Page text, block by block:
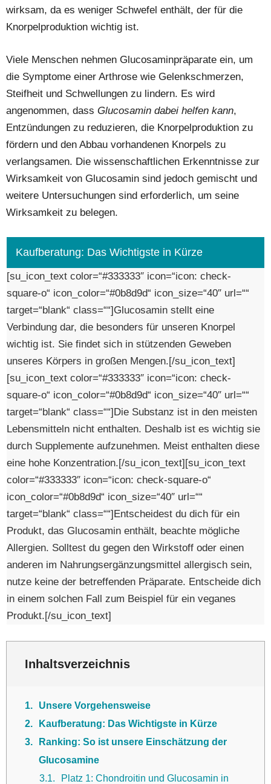
wirksam, da es weniger Schwefel enthält, der für die
Knorpelproduktion wichtig ist.
Viele Menschen nehmen Glucosaminpräparate ein, um
die Symptome einer Arthrose wie Gelenkschmerzen,
Steifheit und Schwellungen zu lindern. Es wird
angenommen, dass Glucosamin dabei helfen kann,
Entzündungen zu reduzieren, die Knorpelproduktion zu
fördern und den Abbau vorhandenen Knorpels zu
verlangsamen. Die wissenschaftlichen Erkenntnisse zur
Wirksamkeit von Glucosamin sind jedoch gemischt und
weitere Untersuchungen sind erforderlich, um seine
Wirksamkeit zu belegen.
Kaufberatung: Das Wichtigste in Kürze
[su_icon_text color=“#333333″ icon=“icon: check-
square-o“ icon_color=“#0b8d9d“ icon_size=“40″ url=““
target=“blank“ class=““]Glucosamin stellt eine
Verbindung dar, die besonders für unseren Knorpel
wichtig ist. Sie findet sich in stützenden Geweben
unseres Körpers in großen Mengen.[/su_icon_text]
[su_icon_text color=“#333333″ icon=“icon: check-
square-o“ icon_color=“#0b8d9d“ icon_size=“40″ url=““
target=“blank“ class=““]Die Substanz ist in den meisten
Lebensmitteln nicht enthalten. Deshalb ist es wichtig sie
durch Supplemente aufzunehmen. Meist enthalten diese
eine hohe Konzentration.[/su_icon_text][su_icon_text
color=“#333333″ icon=“icon: check-square-o“
icon_color=“#0b8d9d“ icon_size=“40″ url=““
target=“blank“ class=““]Entscheidest du dich für ein
Produkt, das Glucosamin enthält, beachte mögliche
Allergien. Solltest du gegen den Wirkstoff oder einen
anderen im Nahrungsergänzungsmittel allergisch sein,
nutze keine der betreffenden Präparate. Entscheide dich
in einem solchen Fall zum Beispiel für ein veganes
Produkt.[/su_icon_text]
Inhaltsverzeichnis
1
Unsere Vorgehensweise
2
Kaufberatung: Das Wichtigste in Kürze
3
Ranking: So ist unsere Einschätzung der
Glucosamine
3.1
Platz 1: Chondroitin und Glucosamin in